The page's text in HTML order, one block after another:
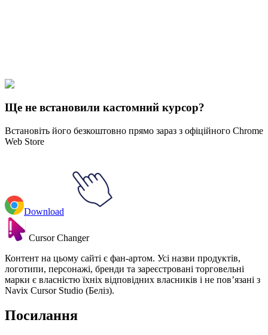
Explore All Collections
Ще не встановили кастомний курсор?
Встановіть його безкоштовно прямо зараз з офіційного Chrome
Web Store
Download
Cursor Changer
Контент на цьому сайті є фан-артом. Усі назви продуктів,
логотипи, персонажі, бренди та зареєстровані торговельні
марки є власністю їхніх відповідних власників і не пов’язані з
Navix Cursor Studio (Беліз).
Посилання